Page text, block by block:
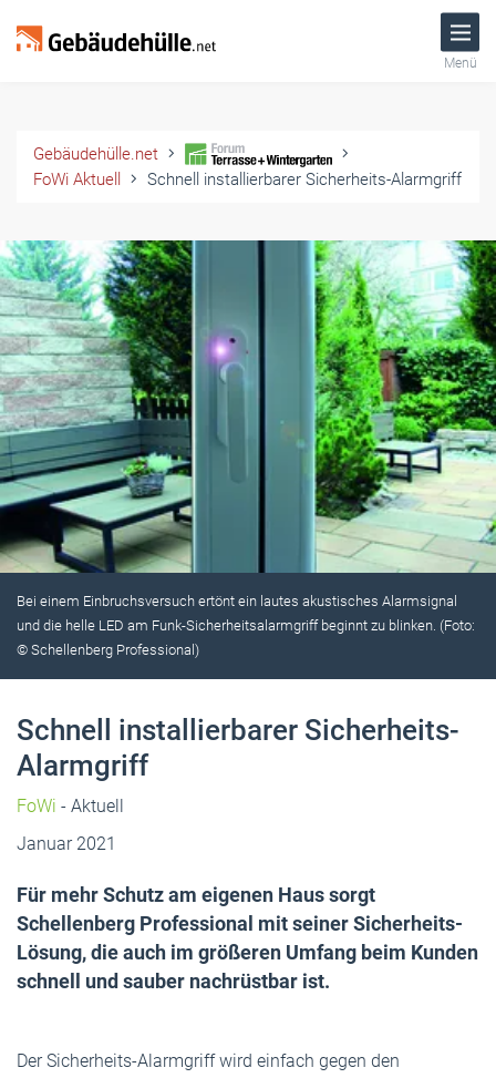
Menü
Gebäudehülle.net
FoWi Aktuell
Schnell installierbarer Sicherheits-Alarmgriff
Bei einem Einbruchsversuch ertönt ein lautes akustisches Alarmsignal
und die helle LED am Funk-Sicherheitsalarmgriff beginnt zu blinken. (Foto:
© Schellenberg Professional)
Schnell installierbarer Sicherheits-
Alarmgriff
FoWi - Aktuell
Januar 2021
Für mehr Schutz am eigenen Haus sorgt
Schellenberg Professional mit seiner Sicherheits-
Lösung, die auch im größeren Umfang beim Kunden
schnell und sauber nachrüstbar ist.
Der Sicherheits-Alarmgriff wird einfach gegen den